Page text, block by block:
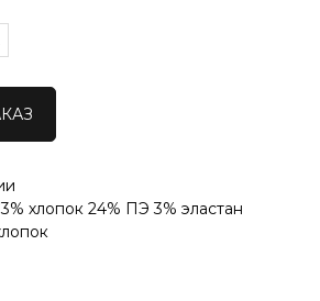
хлопок 24% ПЭ 3% эластан